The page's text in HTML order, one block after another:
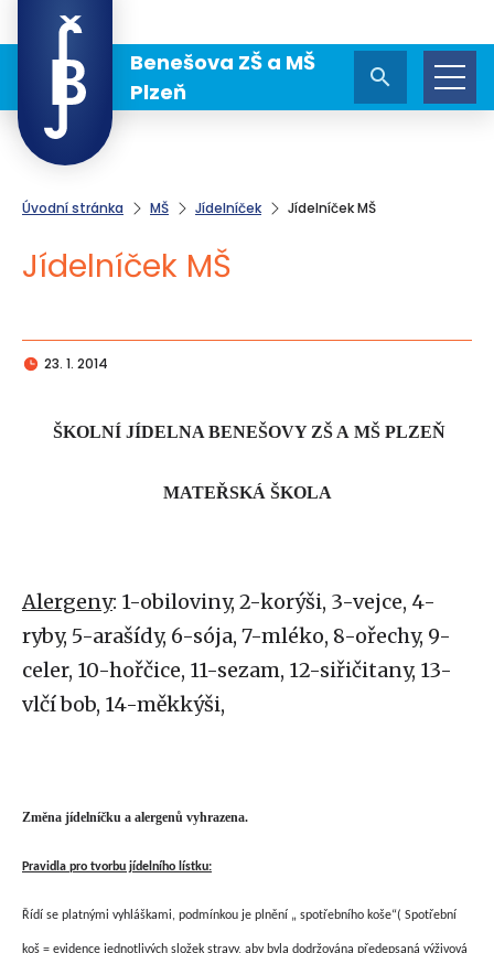
Benešova ZŠ a MŠ
Plzeň
Úvodní stránka MŠ Jídelníček Jídelníček MŠ
Jídelníček MŠ
23. 1. 2014
ŠKOLNÍ JÍDELNA BENEŠOVY ZŠ A MŠ PLZEŇ
MATEŘSKÁ ŠKOLA
Alergeny: 1-obiloviny, 2-korýši, 3-vejce, 4-
ryby, 5-arašídy, 6-sója, 7-mléko, 8-ořechy, 9-
celer, 10-hořčice, 11-sezam, 12-siřičitany, 13-
vlčí bob, 14-měkkýši,
Změna jídelníčku a alergenů vyhrazena.
Pravidla pro tvorbu jídelního lístku:
Řídí se platnými vyhláškami, podmínkou je plnění „ spotřebního koše“( Spotřební
koš = evidence jednotlivých složek stravy, aby byla dodržována předepsaná výživová